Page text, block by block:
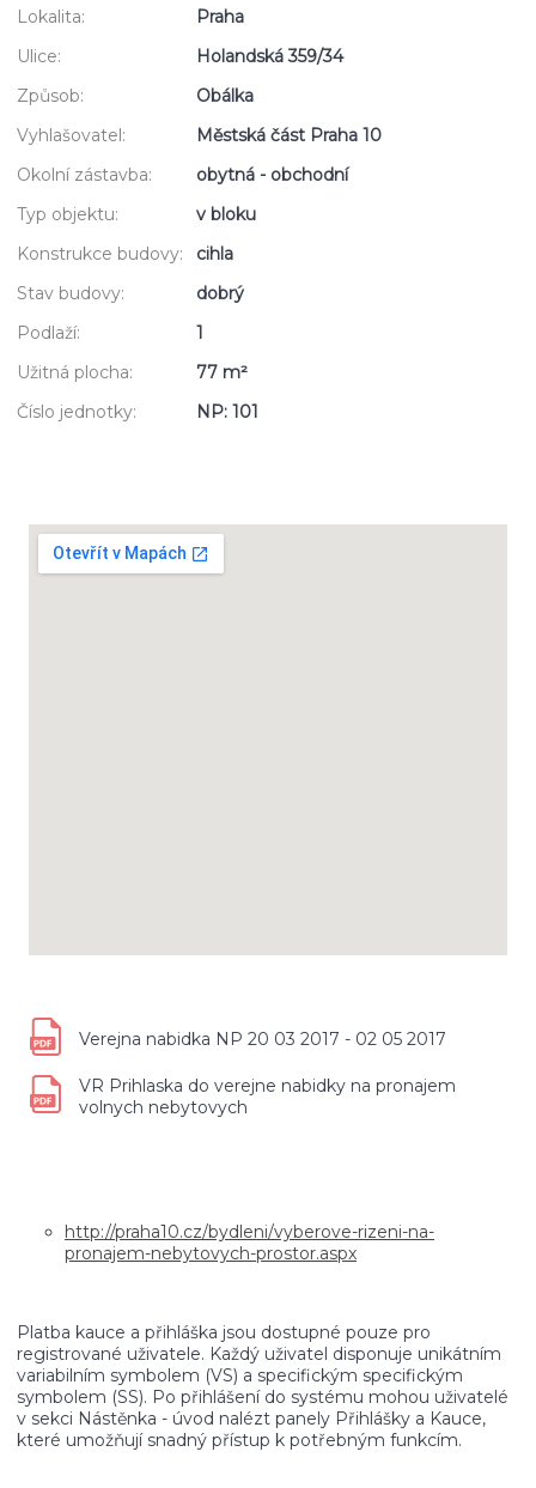
Lokalita:
Praha
Ulice:
Holandská 359/34
Způsob:
Obálka
Vyhlašovatel:
Městská část Praha 10
Okolní zástavba:
obytná - obchodní
Typ objektu:
v bloku
Konstrukce budovy:
cihla
Stav budovy:
dobrý
Podlaží:
1
Užitná plocha:
77 m²
Číslo jednotky:
NP: 101
Verejna nabidka NP 20 03 2017 - 02 05 2017
VR Prihlaska do verejne nabidky na pronajem
volnych nebytovych
http://praha10.cz/bydleni/vyberove-rizeni-na-
pronajem-nebytovych-prostor.aspx
Platba kauce a přihláška jsou dostupné pouze pro
registrované uživatele. Každý uživatel disponuje unikátním
variabilním symbolem (VS) a specifickým specifickým
symbolem (SS). Po přihlášení do systému mohou uživatelé
v sekci Nástěnka - úvod nalézt panely Přihlášky a Kauce,
které umožňují snadný přístup k potřebným funkcím.